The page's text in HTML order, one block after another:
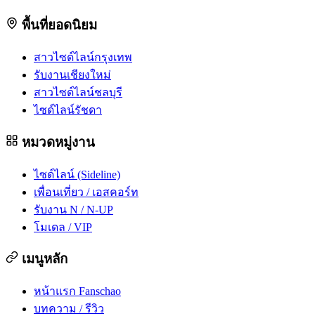
พื้นที่ยอดนิยม
สาวไซด์ไลน์กรุงเทพ
รับงานเชียงใหม่
สาวไซด์ไลน์ชลบุรี
ไซด์ไลน์รัชดา
หมวดหมู่งาน
ไซด์ไลน์ (Sideline)
เพื่อนเที่ยว / เอสคอร์ท
รับงาน N / N-UP
โมเดล / VIP
เมนูหลัก
หน้าแรก Fanschao
บทความ / รีวิว